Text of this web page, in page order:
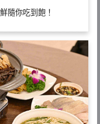
隨你吃到飽！